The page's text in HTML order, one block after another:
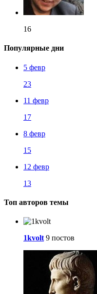
16
Популярные дни
5 февр
23
11 февр
17
8 февр
15
12 февр
13
Топ авторов темы
1kvolt 9 постов